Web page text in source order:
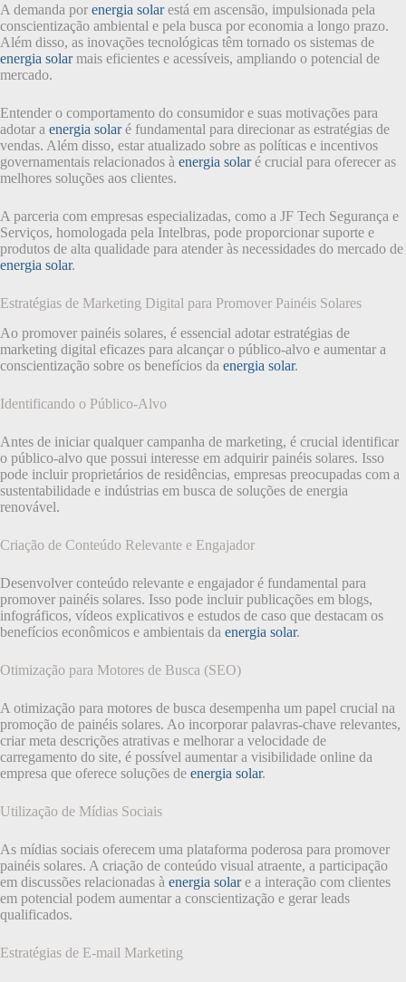
A demanda por energia solarestá em ascensão, impulsionada pela
conscientização ambiental e pela busca por economia a longo prazo.
Além disso, as inovações tecnológicas têm tornado os sistemas de
energia solarmais eficientes e acessíveis, ampliando o potencial de
mercado.
Entender o comportamento do consumidor e suas motivações para
adotar a energia solaré fundamental para direcionar as estratégias de
vendas. Além disso, estar atualizado sobre as políticas e incentivos
governamentais relacionados à energia solaré crucial para oferecer as
melhores soluções aos clientes.
A parceria com empresas especializadas, como a JF Tech Segurança e
Serviços, homologada pela Intelbras, pode proporcionar suporte e
produtos de alta qualidade para atender às necessidades do mercado de
energia solar.
Estratégias de Marketing Digital para Promover Painéis Solares
Ao promover painéis solares, é essencial adotar estratégias de
marketing digital eficazes para alcançar o público-alvo e aumentar a
conscientização sobre os benefícios da energia solar.
Identificando o Público-Alvo
Antes de iniciar qualquer campanha de marketing, é crucial identificar
o público-alvo que possui interesse em adquirir painéis solares. Isso
pode incluir proprietários de residências, empresas preocupadas com a
sustentabilidade e indústrias em busca de soluções de energia
renovável.
Criação de Conteúdo Relevante e Engajador
Desenvolver conteúdo relevante e engajador é fundamental para
promover painéis solares. Isso pode incluir publicações em blogs,
infográficos, vídeos explicativos e estudos de caso que destacam os
benefícios econômicos e ambientais da energia solar.
Otimização para Motores de Busca (SEO)
A otimização para motores de busca desempenha um papel crucial na
promoção de painéis solares. Ao incorporar palavras-chave relevantes,
criar meta descrições atrativas e melhorar a velocidade de
carregamento do site, é possível aumentar a visibilidade online da
empresa que oferece soluções de energia solar.
Utilização de Mídias Sociais
As mídias sociais oferecem uma plataforma poderosa para promover
painéis solares. A criação de conteúdo visual atraente, a participação
em discussões relacionadas à energia solare a interação com clientes
em potencial podem aumentar a conscientização e gerar leads
qualificados.
Estratégias de E-mail Marketing